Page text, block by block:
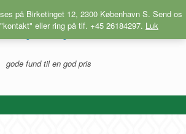
på Birketinget 12, 2300 København S. Send os
eller ring på tlf. +45 26184297. Luk
gode fund til en god pris